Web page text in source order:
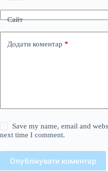
Сайт
Додати коментар *
Save my name, email and
next time I comment.
Опублікувати коментар